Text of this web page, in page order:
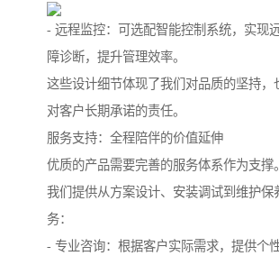
- 远程监控：可选配智能控制系统，实现
障诊断，提升管理效率。
这些设计细节体现了我们对品质的坚持，
对客户长期承诺的责任。
服务支持：全程陪伴的价值延伸
优质的产品需要完善的服务体系作为支撑。
我们提供从方案设计、安装调试到维护保
务：
- 专业咨询：根据客户实际需求，提供个